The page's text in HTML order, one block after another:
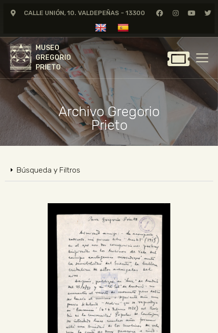
CALLE UNIÓN, 10. VALDEPEÑAS - 13300
MUSEO
GREGORIO
PRIETO
MUSEO
GREGORIO
PRIETO
GREGORIO PRIETO
MUSEO
ARCHIVO
CERTAMEN DE DIBUJO
FUNDACIÓN
NOTICIAS
Archivo Gregorio
Prieto
Búsqueda y Filtros